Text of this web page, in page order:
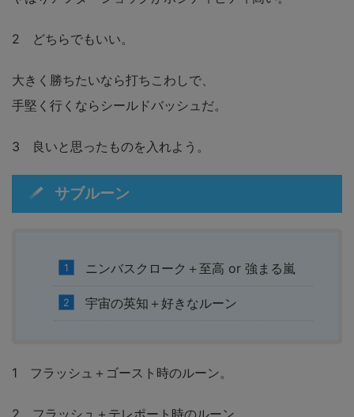
2 どちらでもいい。
大きく勝ちたいなら打ちこわしで、
手堅く行くならシールドバッシュだ。
3 良いと思ったものを入れよう。
サブルーン
ニンバスクローク＋至高 or 強まる嵐
宇宙の英知＋好きなルーン
1 フラッシュ＋ゴースト時のルーン。
2 フラッシュ＋テレポート時のルーン。